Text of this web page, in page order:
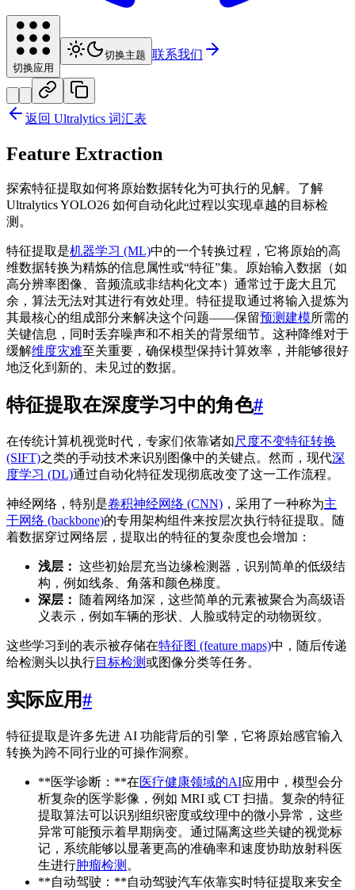
切换应用
切换主题 联系我们
返回 Ultralytics 词汇表
Feature Extraction
探索特征提取如何将原始数据转化为可执行的见解。了解
Ultralytics YOLO26 如何自动化此过程以实现卓越的目标检
测。
特征提取是机器学习 (ML)中的一个转换过程，它将原始的高
维数据转换为精炼的信息属性或“特征”集。原始输入数据（如
高分辨率图像、音频流或非结构化文本）通常过于庞大且冗
余，算法无法对其进行有效处理。特征提取通过将输入提炼为
其最核心的组成部分来解决这个问题——保留预测建模所需的
关键信息，同时丢弃噪声和不相关的背景细节。这种降维对于
缓解维度灾难至关重要，确保模型保持计算效率，并能够很好
地泛化到新的、未见过的数据。
特征提取在深度学习中的角色#
在传统计算机视觉时代，专家们依靠诸如尺度不变特征转换
(SIFT)之类的手动技术来识别图像中的关键点。然而，现代深
度学习 (DL)通过自动化特征发现彻底改变了这一工作流程。
神经网络，特别是卷积神经网络 (CNN) ，采用了一种称为主
干网络 (backbone)的专用架构组件来按层次执行特征提取。随
着数据穿过网络层，提取出的特征的复杂度也会增加：
浅层： 这些初始层充当边缘检测器，识别简单的低级结
构，例如线条、角落和颜色梯度。
深层：
随着网络加深，这些简单的元素被聚合为高级语
义表示，例如车辆的形状、人脸或特定的动物斑纹。
这些学习到的表示被存储在特征图 (feature maps)中，随后传递
给检测头以执行目标检测或图像分类等任务。
实际应用#
特征提取是许多先进 AI 功能背后的引擎，它将原始感官输入
转换为跨不同行业的可操作洞察。
**医学诊断：**在医疗健康领域的AI应用中，模型会分
析复杂的医学影像，例如 MRI 或 CT 扫描。复杂的特征
提取算法可以识别组织密度或纹理中的微小异常，这些
异常可能预示着早期病变。通过隔离这些关键的视觉标
记，系统能够以显著更高的准确率和速度协助放射科医
生进行肿瘤检测 。
**自动驾驶：**自动驾驶汽车依靠实时特征提取来安全